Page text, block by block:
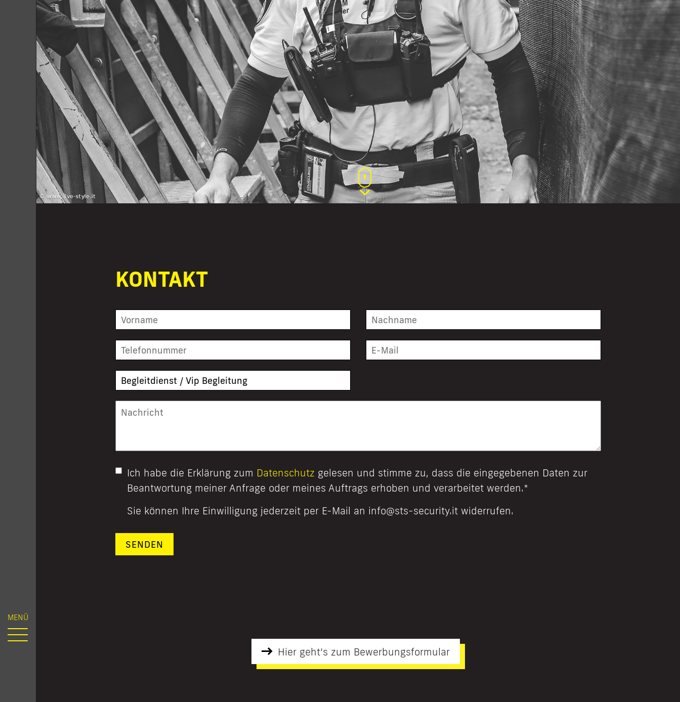
MENÜ
KONTAKT
Ich habe die Erklärung zum Datenschutz gelesen und stimme zu, dass die eingegebenen Daten zur
Beantwortung meiner Anfrage oder meines Auftrags erhoben und verarbeitet werden.*
Sie können Ihre Einwilligung jederzeit per E-Mail an info@sts-security.it widerrufen.
Hier geht’s zum Bewerbungsformular